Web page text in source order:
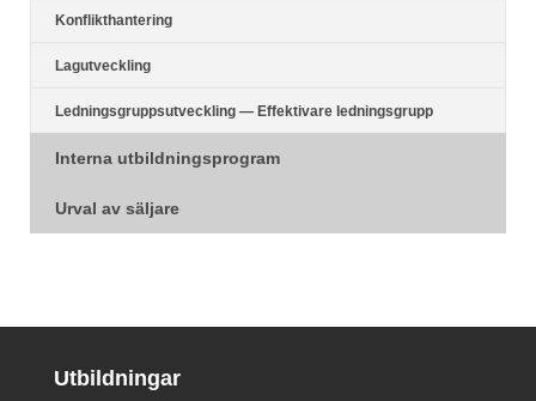
Konflikthantering
Lagutveckling
Ledningsgruppsutveckling — Effektivare ledningsgrupp
Interna utbildningsprogram
Urval av säljare
Utbildningar